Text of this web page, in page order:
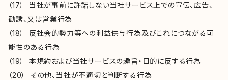
（17） 当社が事前に許諾しない当社サービス上での宣伝、広告、
勧誘、又は営業行為
（18） 反社会的勢力等への利益供与行為及びこれにつながる可
能性のある行為
（19） 本規約および当社サービスの趣旨・目的に反する行為
（20） その他、当社が不適切と判断する行為